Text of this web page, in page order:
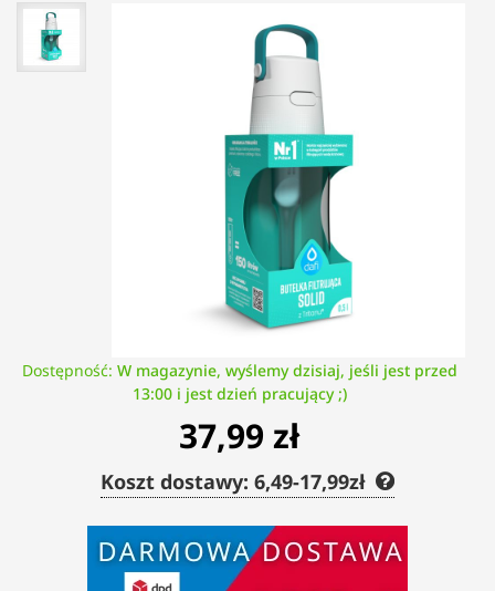
Dostępność: W magazynie, wyślemy dzisiaj, jeśli jest przed
13:00 i jest dzień pracujący ;)
37,99 zł
Koszt dostawy: 6,49-17,99zł